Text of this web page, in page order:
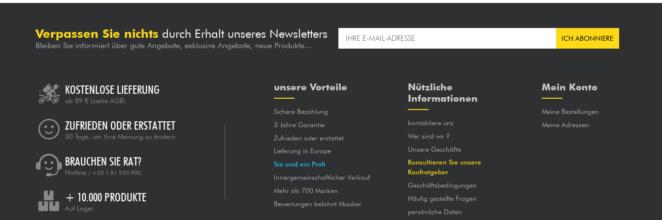
Verpassen Sie nichts durch Erhalt unseres Newsletters
Bleiben Sie informiert über gute Angebote, exklusive Angebote, neue Produkte...
ICH ABONNIERE
KOSTENLOSE LIEFERUNG
ab 89 € (siehe AGB)
ZUFRIEDEN ODER ERSTATTET
30 Tage, um Ihre Meinung zu ändern
BRAUCHEN SIE RAT?
Hotline : +33 1 81 930 900
+ 10.000 PRODUKTE
Auf Lager
unsere Vorteile
Sichere Bezahlung
3 Jahre Garantie
Zufrieden oder erstattet
Lieferung in Europe
Sie sind ein Profi
Innergemeinschaftlicher Verkauf
Mehr als 700 Marken
Bewertungen belohnt Musiker
Nützliche
Informationen
kontaktiere uns
Wer sind wir ?
Unsere Geschäfte
Konsultieren Sie unsere
Kaufratgeber
Geschäftsbedingungen
Häufig gestellte Fragen
persönliche Daten
Mein Konto
Meine Bestellungen
Meine Adressen